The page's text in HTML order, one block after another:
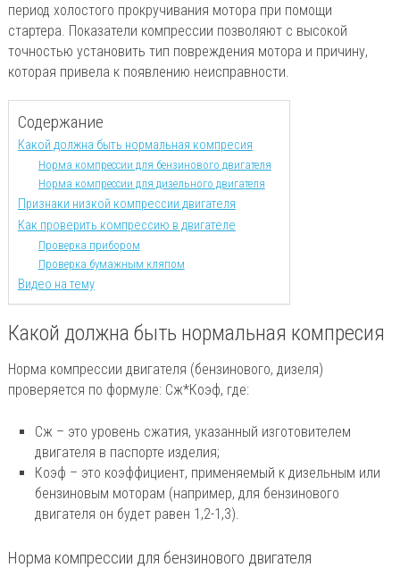
период холостого прокручивания мотора при помощи
стартера. Показатели компрессии позволяют с высокой
точностью установить тип повреждения мотора и причину,
которая привела к появлению неисправности.
Содержание
Какой должна быть нормальная компресия
Норма компрессии для бензинового двигателя
Норма компрессии для дизельного двигателя
Признаки низкой компрессии двигателя
Как проверить компрессию в двигателе
Проверка прибором
Проверка бумажным кляпом
Видео на тему
Какой должна быть нормальная компресия
Норма компрессии двигателя (бензинового, дизеля)
проверяется по формуле: Сж*Коэф, где:
Сж – это уровень сжатия, указанный изготовителем
двигателя в паспорте изделия;
Коэф – это коэффициент, применяемый к дизельным или
бензиновым моторам (например, для бензинового
двигателя он будет равен 1,2-1,3).
Норма компрессии для бензинового двигателя